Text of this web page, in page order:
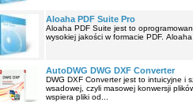
Aloaha PDF Suite Pro
Aloaha PDF Suite jest to
wysokiej jakości w formacie PDF.
AutoDWG DWG DXF Converter
DWG DXF Converter jest to intuicyjne i
wsadowej, czyli masowej konwersji
wspiera pliki od...